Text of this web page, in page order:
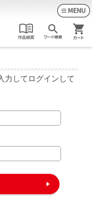
力してログインして